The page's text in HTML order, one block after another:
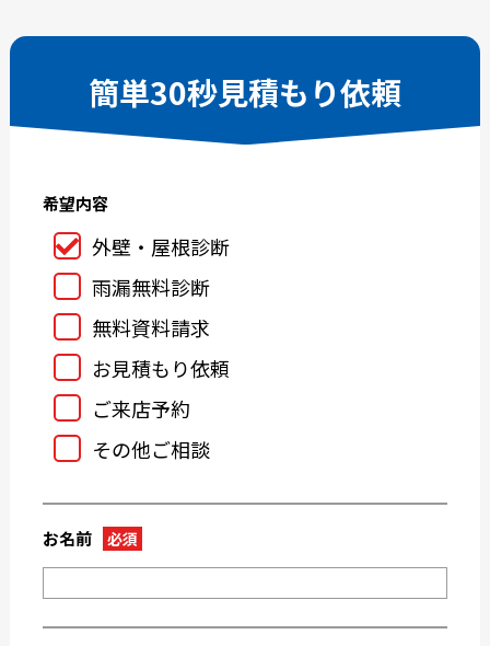
2025-04
2025-03
2025-02
2025-01
2024-10
2024-08
2024-06
2024-04
2024-02
2023-12
2023-10
2023-08
2023-01
2022-09
2022-08
簡単30秒見積もり依頼
希望内容
外壁・屋根診断
雨漏無料診断
無料資料請求
お見積もり依頼
ご来店予約
その他ご相談
お名前 必須